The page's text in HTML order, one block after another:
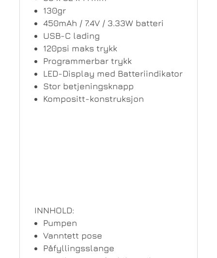
130gr
450mAh / 7.4V / 3.33W batteri
USB-C lading
120psi maks trykk
Programmerbar trykk
LED-Display med Batteriindikator
Stor betjeningsknapp
Kompositt-konstruksjon
INNHOLD:
Pumpen
Vanntett pose
Påfyllingsslange